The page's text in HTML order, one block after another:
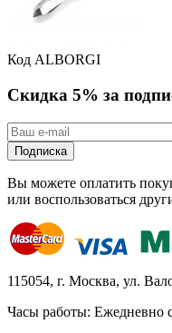
Код ALBORGI
Скидка 5% за
Подписка
Вы можете оплатить
или воспользоваться
115054, г. Москва, ул.
Часы работы: Ежедневно